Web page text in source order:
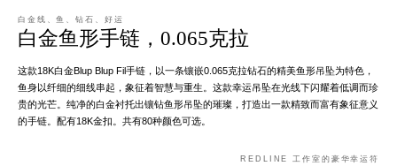
白金线、鱼、钻石、好运
白金鱼形手链，0.065克拉
这款18K白金Blup Blup Fil手链，以一条镶嵌0.065克拉钻石的精美鱼形吊坠为特色，
鱼身以纤细的细线串起，象征着智慧与重生。这款幸运吊坠在光线下闪耀着低调而珍
贵的光芒。纯净的白金衬托出镶钻鱼形吊坠的璀璨，打造出一款精致而富有象征意义
的手链。配有18K金扣。共有80种颜色可选。
REDLINE 工作室的豪华幸运符